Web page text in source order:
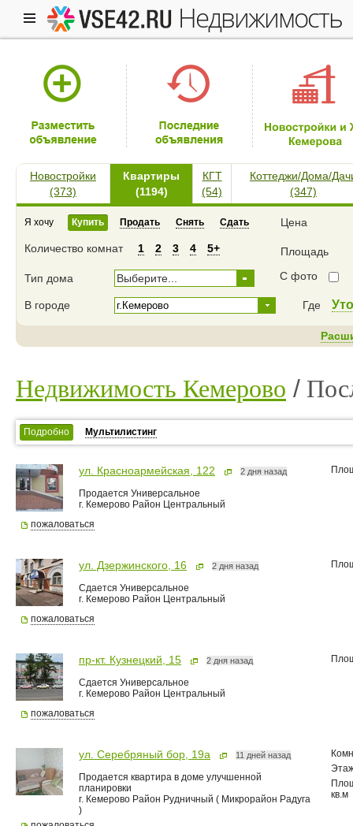
недвижимость
Новостройки
(373)
Квартиры
(1194)
КГТ
(54)
Коттеджи/Дома/
(347)
Я хочу Купить Продать Снять Сдать Цена
Количество комнат 1 2 3 4 5+ Площадь
Тип дома Выберите... С фото
В городе Где
Недвижимость Кемерово
Подробно Мультилистинг
ул. Красноармейская, 122 2 дня назад
Продается Универсальное
г. Кемерово Район Центральный
пожаловаться
ул. Дзержинского, 16 2 дня назад
Сдается Универсальное
г. Кемерово Район Центральный
пожаловаться
пр-кт. Кузнецкий, 15 2 дня назад
Сдается Универсальное
г. Кемерово Район Центральный
пожаловаться
ул. Серебряный бор, 19а 11 дней назад
Продается квартира в доме улучшенной
планировки
г. Кемерово Район Рудничный ( Микрорайон Радуга
)
кв.м